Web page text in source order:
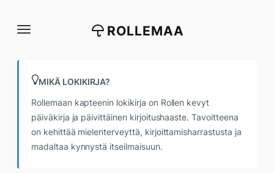
suoraan
ROLLEMAA
MIKÄ LOKIKIRJA?
Rollemaan kapteenin lokikirja on Rollen kevyt
päiväkirja ja päivittäinen kirjoitushaaste. Tavoitteena
on kehittää mielenterveyttä, kirjoittamisharrastusta ja
madaltaa kynnystä itseilmaisuun.